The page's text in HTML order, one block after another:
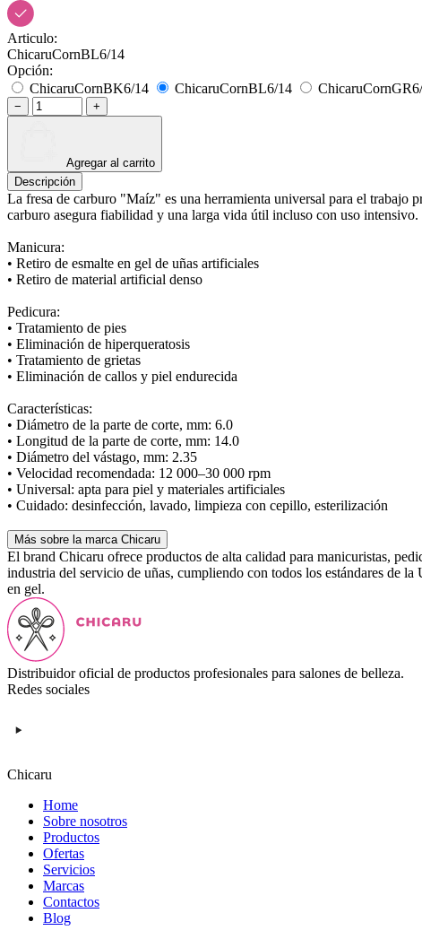
Articulo:
ChicaruCornBL6/14
Opción:
ChicaruCornBK6/14
ChicaruCornBL6/14
− +
Agregar al carrito
Descripción
La fresa de carburo "Maíz" es una herramienta universal para el trabajo
carburo asegura fiabilidad y una larga vida útil incluso con uso intensivo.
Manicura:
• Retiro de esmalte en gel de uñas artificiales
• Retiro de material artificial denso
Pedicura:
• Tratamiento de pies
• Eliminación de hiperqueratosis
• Tratamiento de grietas
• Eliminación de callos y piel endurecida
Características:
• Diámetro de la parte de corte, mm: 6.0
• Longitud de la parte de corte, mm: 14.0
• Diámetro del vástago, mm: 2.35
• Velocidad recomendada: 12 000–30 000 rpm
• Universal: apta para piel y materiales artificiales
• Cuidado: desinfección, lavado, limpieza con cepillo, esterilización
Más sobre la marca Chicaru
El brand Chicaru ofrece productos de alta calidad para manicuristas,
industria del servicio de uñas, cumpliendo con todos los estándares de
en gel.
Distribuidor oficial de productos profesionales para salones de belleza.
Redes sociales
Chicaru
Home
Sobre nosotros
Productos
Ofertas
Servicios
Marcas
Contactos
Blog